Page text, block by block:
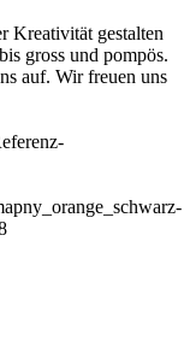
Kreativität gestalten
gross und pompös.
auf. Wir freuen uns